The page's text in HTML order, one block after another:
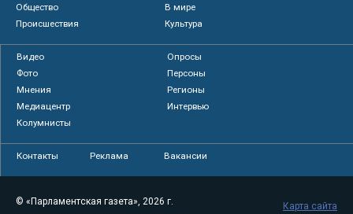
Общество
В мире
Происшествия
Культура
Видео
Опросы
Фото
Персоны
Мнения
Регионы
Медиацентр
Интервью
Колумнисты
Контакты Реклама Вакансии
© «Парламентская газета», 2026 г.
Карта сайта